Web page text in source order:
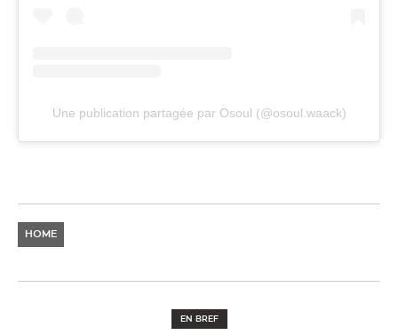
Une publication partagée par Osoul (@osoul.waack)
HOME
EN BREF